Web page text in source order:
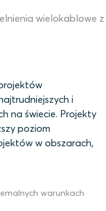
wielokablowe z
i
na świecie. Projekty
poziom
w obszarach,
warunkach